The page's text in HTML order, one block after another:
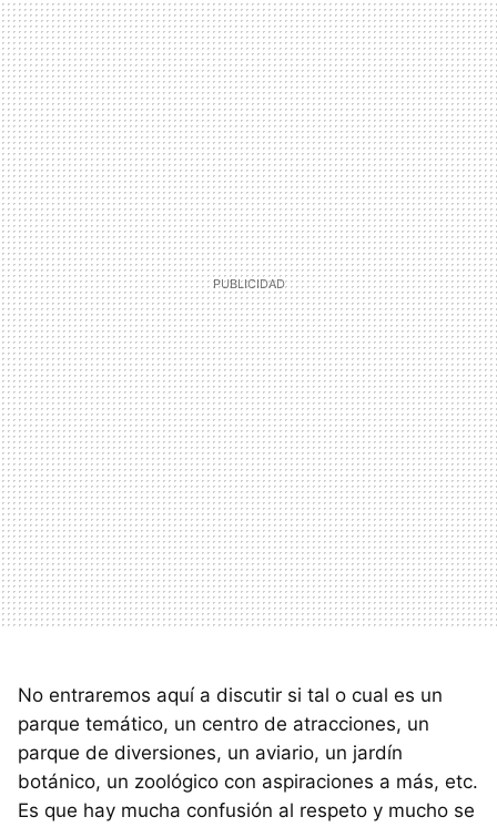
No entraremos aquí a discutir si tal o cual es un
parque temático, un centro de atracciones, un
parque de diversiones, un aviario, un jardín
botánico, un zoológico con aspiraciones a más, etc.
Es que hay mucha confusión al respeto y mucho se